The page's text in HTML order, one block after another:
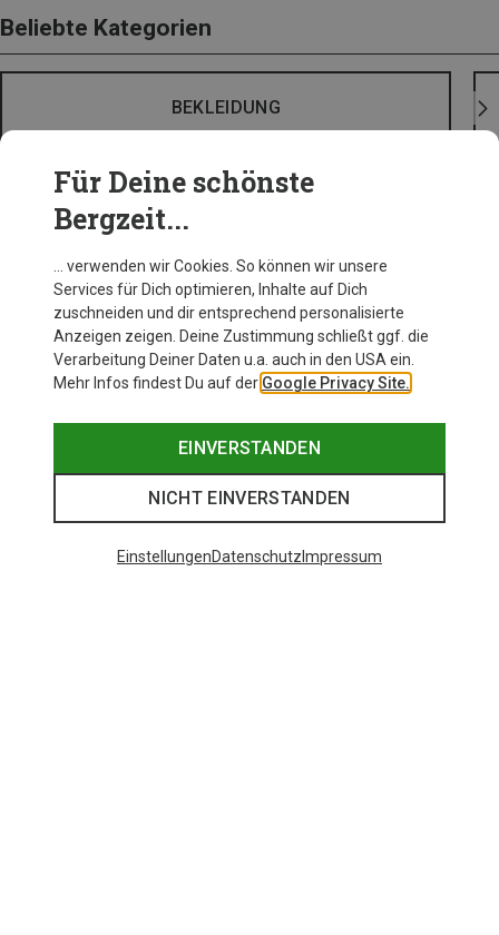
Beliebte Kategorien
BEKLEIDUNG
Für Deine schönste
Bergzeit...
… verwenden wir Cookies. So können wir unsere
Services für Dich optimieren, Inhalte auf Dich
zuschneiden und dir entsprechend personalisierte
Anzeigen zeigen. Deine Zustimmung schließt ggf. die
Verarbeitung Deiner Daten u.a. auch in den USA ein.
Mehr Infos findest Du auf der Google Privacy Site.
EINVERSTANDEN
NICHT EINVERSTANDEN
EinstellungenDatenschutz Impressum